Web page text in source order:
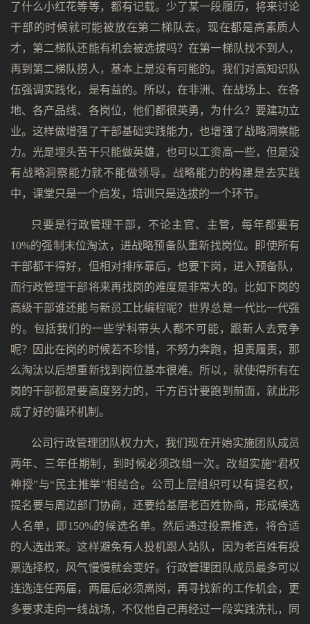
了什么小红花等等，都有记载。少了某一段履历，将来讨论
干部的时候就可能被放在第二梯队去。现在都是高素质人
才，第二梯队还能有机会被选拔吗？在第一梯队找不到人，
再到第二梯队捞人，基本上是没有可能的。我们对高知识队
伍强调实践化，是有益的。所以，在非洲、在战场上、在各
地、各产品线、各岗位，他们都很英勇，为什么？要建功立
业。这样做增强了干部基础实践能力，也增强了战略洞察能
力。光是埋头苦干只能做英雄，也可以工资高一些，但是没
有战略洞察能力就不能做领导。战略能力的构建是去实践
中，课堂只是一个启发，培训只是选拔的一个环节。
只要是行政管理干部，不论主官、主管，每年都要有
10%的强制末位淘汰，进战略预备队重新找岗位。即使所有
干部都干得好，但相对排序靠后，也要下岗，进入预备队，
而行政管理干部将来再找岗的难度是非常大的。比如下岗的
高级干部谁还能与新员工比编程呢？世界总是一代比一代强
的。包括我们的一些学科带头人都不可能，跟新人去竞争
呢？因此在岗的时候若不珍惜，不努力奔跑，担责履责，那
么淘汰以后想重新找到岗位基本很难。所以，就使得所有在
岗的干部都是要高度努力的，千方百计要跑到前面，就此形
成了好的循环机制。
公司行政管理团队权力大，我们现在开始实施团队成员
两年、三年任期制，到时候必须改组一次。改组实施“君权
神授”与“民主推举”相结合。公司上层组织可以有提名权，
提名要与周边部门协商，还要给基层老百姓协商，形成候选
人名单，即150%的候选名单。然后通过投票推选，将合适
的人选出来。这样避免有人投机跟人站队，因为老百姓有投
票选择权，风气慢慢就会变好。行政管理团队成员最多可以
连选连任两届，两届后必须离岗，再寻找新的工作机会，更
多要求走向一线战场，不仅他自己再经过一段实践洗礼，同